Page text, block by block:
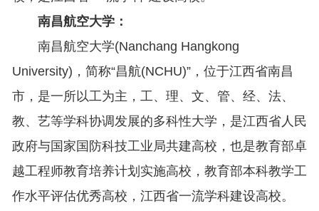
南昌航空大学：
南昌航空大学(Nanchang Hangkong
University)，简称“昌航(NCHU)”，位于江西省南昌
市，是一所以工为主，工、理、文、管、经、法、
教、艺等学科协调发展的多科性大学，是江西省人民
政府与国家国防科技工业局共建高校，也是教育部卓
越工程师教育培养计划实施高校，教育部本科教学工
作水平评估优秀高校，江西省一流学科建设高校。